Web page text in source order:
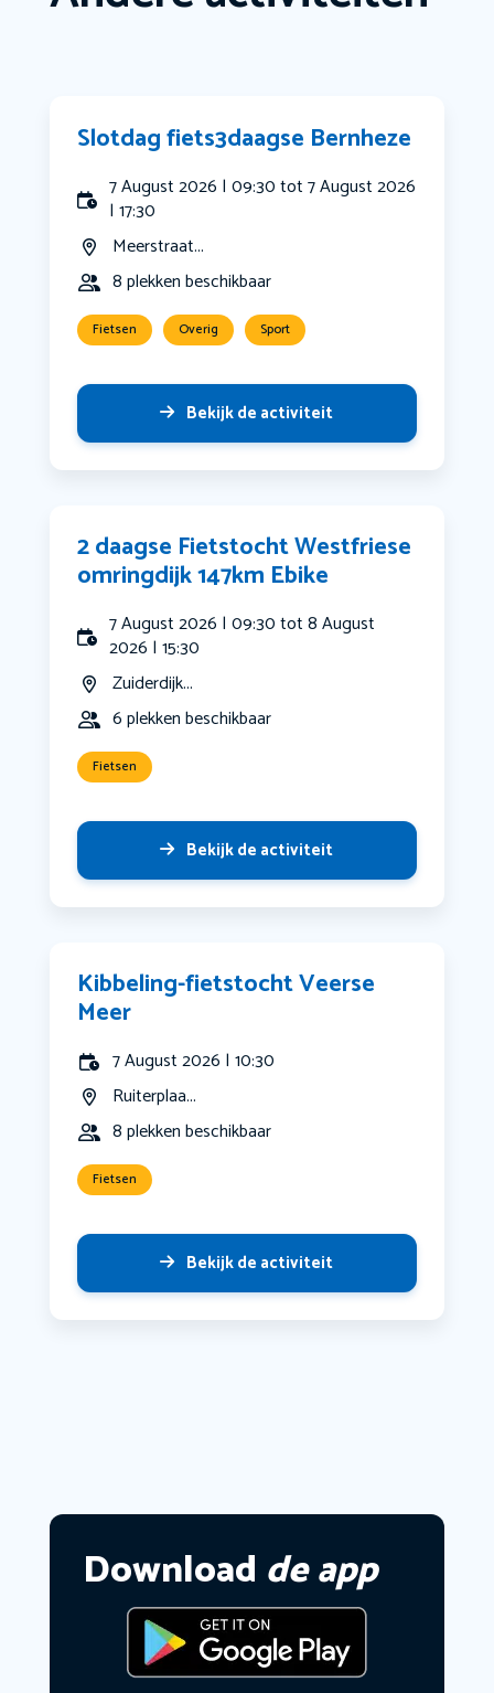
Slotdag fiets3daagse Bernheze
7 August 2026 | 09:30 tot 7 August 2026
| 17:30
Meerstraat...
8 plekken beschikbaar
Fietsen Overig Sport
Bekijk de activiteit
2 daagse Fietstocht Westfriese
omringdijk 147km Ebike
7 August 2026 | 09:30 tot 8 August
2026 | 15:30
Zuiderdijk...
6 plekken beschikbaar
Fietsen
Bekijk de activiteit
Kibbeling-fietstocht Veerse
Meer
7 August 2026 | 10:30
Ruiterplaa...
8 plekken beschikbaar
Fietsen
Bekijk de activiteit
Download de app